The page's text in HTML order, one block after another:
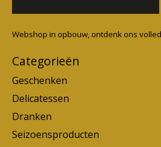
Webshop in opbouw, ontdenk ons
Categorieën
Geschenken
Delicatessen
Dranken
Seizoensproducten